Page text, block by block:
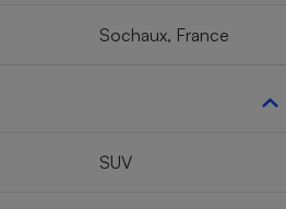
Sochaux, France
SUV